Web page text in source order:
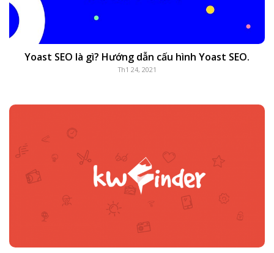
Yoast SEO là gì? Hướng dẫn cấu hình Yoast SEO.
Th1 24, 2021